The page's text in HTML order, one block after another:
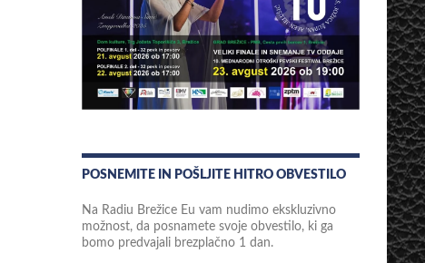
POSNEMITE IN POŠLJITE HITRO OBVESTILO
Na Radiu Brežice Eu vam nudimo ekskluzivno
možnost, da posnamete svoje obvestilo, ki ga
bomo predvajali brezplačno 1 dan.